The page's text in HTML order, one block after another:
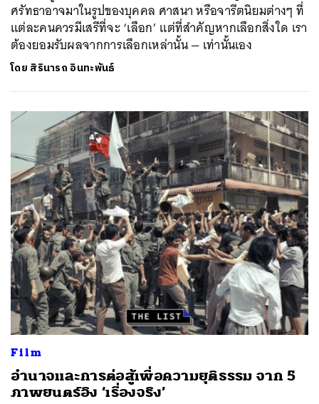
ศรัทธาอาจมาในรูปของบุคคล ศาสนา หรือจารีตนิยมต่างๆ ที่
แต่ละคนควรมีเสรีที่จะ ‘เลือก’ แต่ที่สำคัญหากเลือกสิ่งใด เรา
ต้องยอมรับผลจากการเลือกเหล่านั้น — เท่านั้นเอง
โดย สิรินารถ อินทะพันธ์
Film
อำนาจและการต่อสู้เพื่อความยุติธรรม จาก 5
ภาพยนตร์อิง ‘เรื่องจริง’